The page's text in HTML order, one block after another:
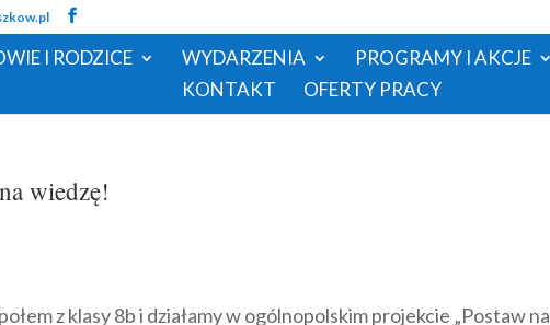
I RODZICE WYDARZENIA PROGRAMY I AKCJE
KONTAKT
OFERTY PRACY
wiedzę!
z klasy 8b i działamy w ogólnopolskim projekcie „Postaw na